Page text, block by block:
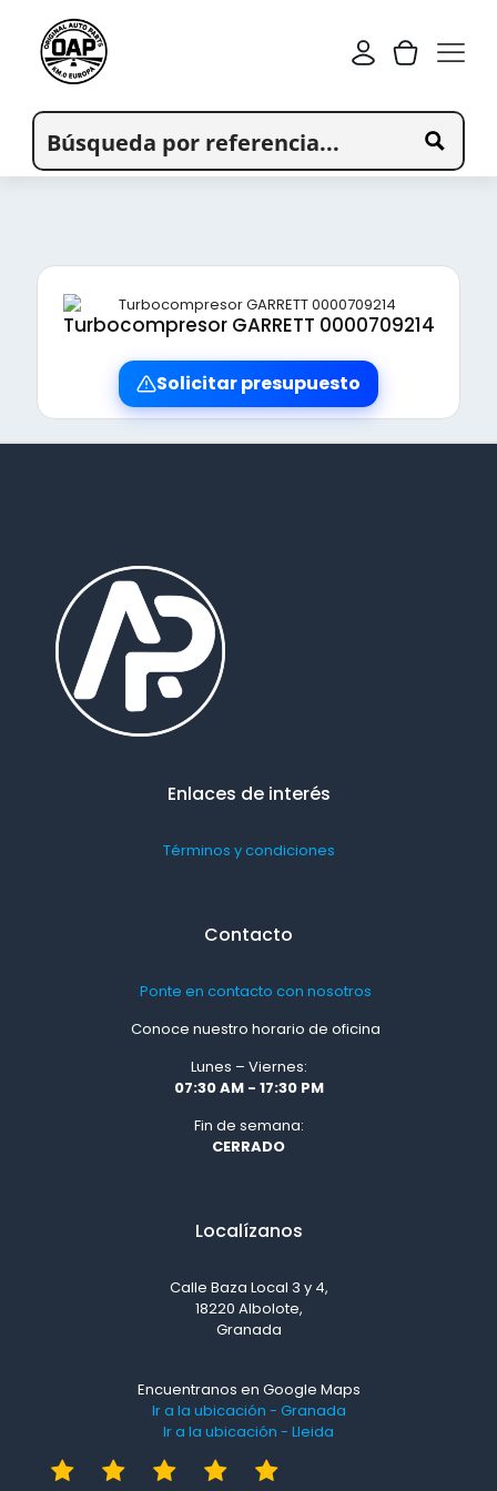
Turbocompresor GARRETT 0000709214
Solicitar presupuesto
Enlaces de interés
Términos y condiciones
Contacto
Ponte en contacto con nosotros
Conoce nuestro horario de oficina
Lunes – Viernes:
07:30 AM - 17:30 PM
Fin de semana:
CERRADO
Localízanos
Calle Baza Local 3 y 4,
18220 Albolote,
Granada
Encuentranos en Google Maps
Ir a la ubicación - Granada
Ir a la ubicación - Lleida